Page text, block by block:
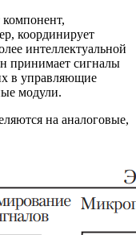
компонент,
координирует
интеллектуальной
принимает сигналы
в управляющие
модули.
на аналоговые,